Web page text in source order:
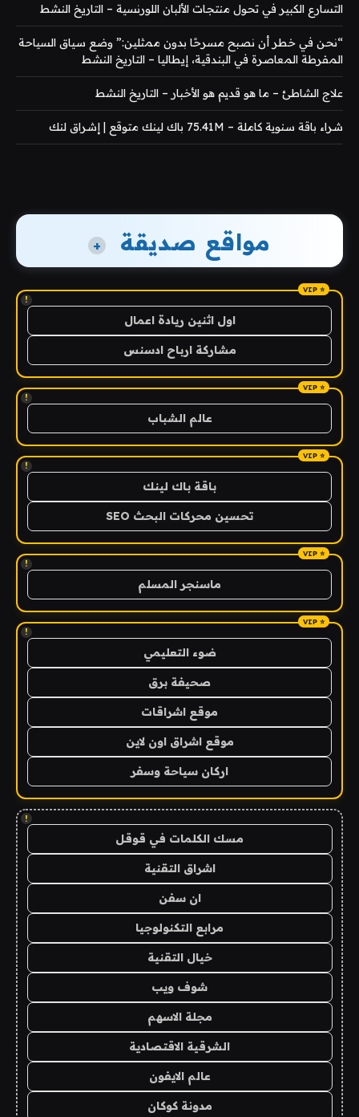
التسارع الكبير في تحول منتجات الألبان اللورنسية – التاريخ النشط
“نحن في خطر أن نصبح مسرحًا بدون ممثلين:” وضع سياق السياحة
المفرطة المعاصرة في البندقية، إيطاليا – التاريخ النشط
علاج الشاطئ – ما هو قديم هو الأخبار – التاريخ النشط
شراء باقة سنوية كاملة – 75.41M باك لينك متوقع | إشراق لنك
مواقع صديقة +
!
اول اثنين ريادة اعمال
مشاركة ارباح ادسنس
!
عالم الشباب
!
باقة باك لينك
تحسين محركات البحث SEO
!
ماسنجر المسلم
!
ضوء التعليمي
صحيفة برق
موقع اشراقات
موقع اشراق اون لاين
اركان سياحة وسفر
!
مسك الكلمات في قوقل
اشراق التقنية
ان سفن
مرابع التكنولوجيا
خيال التقنية
شوف ويب
مجلة الاسهم
الشرقية الاقتصادية
عالم الايفون
مدونة كوكان